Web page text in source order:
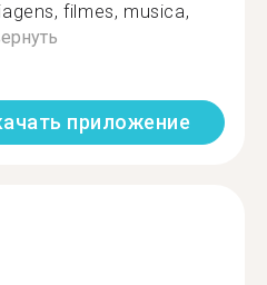
filmes, musica,
приложение